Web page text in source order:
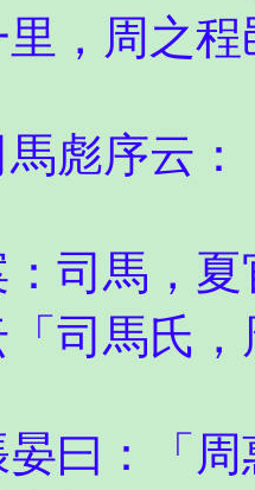
，周之
馬彪序云
：司馬，
司馬氏
晏曰：「